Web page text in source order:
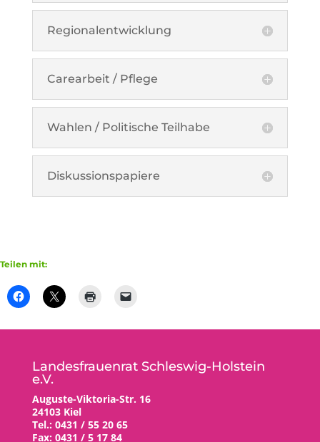
Regionalentwicklung
Carearbeit / Pflege
Wahlen / Politische Teilhabe
Diskussionspapiere
Teilen mit:
Landesfrauenrat Schleswig-Holstein
e.V.
Auguste-Viktoria-Str. 16
24103 Kiel
Tel.: 0431 / 55 20 65
Fax: 0431 / 5 17 84